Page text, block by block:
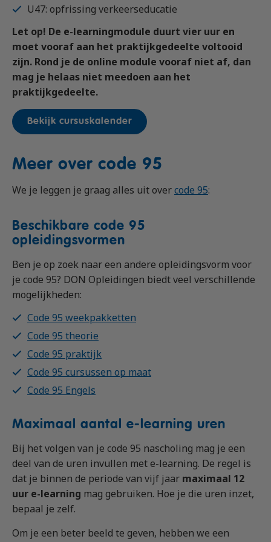
U47: opfrissing verkeerseducatie
Let op! De e-learningmodule duurt vier uur en
moet vooraf aan het praktijkgedeelte voltooid
zijn. Rond je de online module vooraf niet af, dan
mag je helaas niet meedoen aan het
praktijkgedeelte.
Bekijk cursuskalender
Meer over code 95
We je leggen je graag alles uit overcode 95:
Beschikbare code 95
opleidingsvormen
Ben je op zoek naar een andere opleidingsvorm voor
je code 95? DON Opleidingen biedt veel verschillende
mogelijkheden:
Code 95 weekpakketten
Code 95 theorie
Code 95 praktijk
Code 95 cursussen op maat
Code 95 Engels
Maximaal aantal e-learning uren
Bij het volgen van je code 95 nascholing mag je een
deel van de uren invullen met e-learning. De regel is
dat je binnen de periode van vijf jaar maximaal 12
uur e-learning mag gebruiken. Hoe je die uren inzet,
bepaal je zelf.
Om je een beter beeld te geven, hebben we een